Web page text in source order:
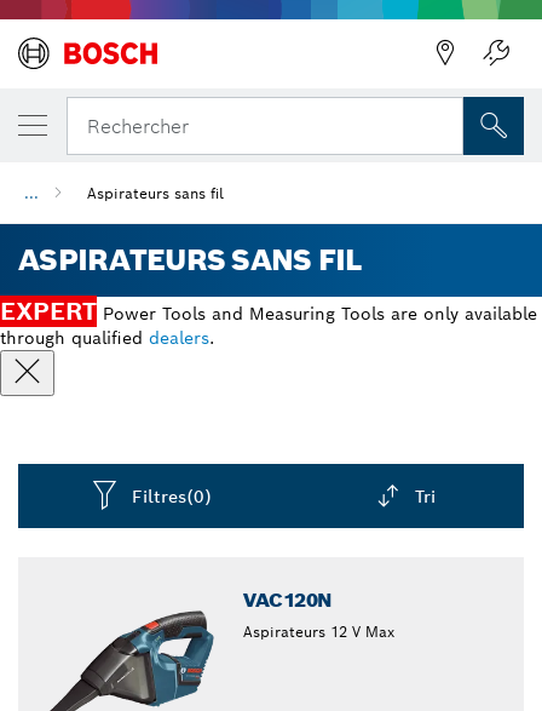
Rechercher
... Aspirateurs sans fil
ASPIRATEURS SANS FIL
EXPERT Power Tools and Measuring Tools are only available
through qualified dealers.
Filtres(0) Tri
VAC120N
Aspirateurs 12 V Max